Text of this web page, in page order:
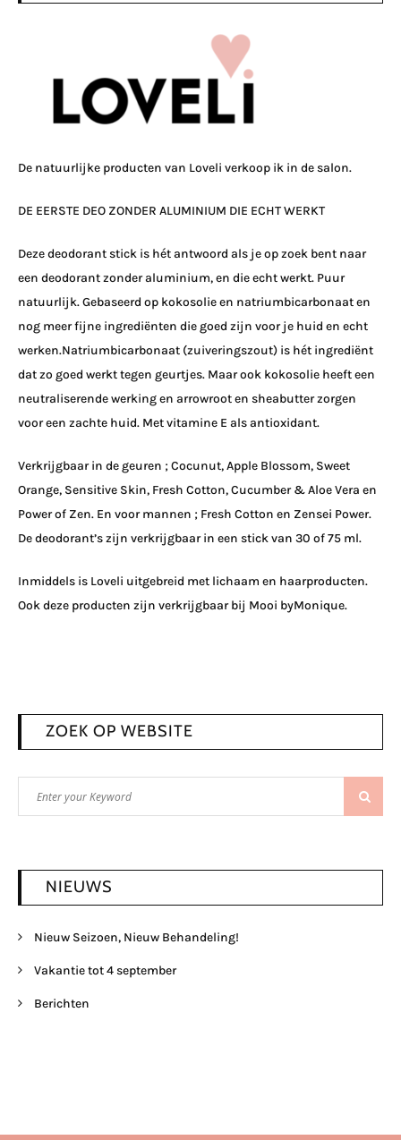
De natuurlijke producten van Loveli verkoop ik in de salon.
DE EERSTE DEO ZONDER ALUMINIUM DIE ECHT WERKT
Deze deodorant stick is hét antwoord als je op zoek bent naar
een deodorant zonder aluminium, en die echt werkt. Puur
natuurlijk. Gebaseerd op kokosolie en natriumbicarbonaat en
nog meer fijne ingrediënten die goed zijn voor je huid en echt
werken.Natriumbicarbonaat (zuiveringszout) is hét ingrediënt
dat zo goed werkt tegen geurtjes. Maar ook kokosolie heeft een
neutraliserende werking en arrowroot en sheabutterzorgen
voor een zachte huid. Met vitamine E als antioxidant.
Verkrijgbaar in de geuren ;Cocunut,Apple Blossom, Sweet
Orange, Sensitive Skin, Fresh Cotton,Cucumber&AloeVera en
Power of Zen. En voor mannen ; Fresh Cotton en Zensei Power.
Dedeodorant’szijn verkrijgbaar in een stick van 30 of 75 ml.
Inmiddels is Loveli uitgebreid met lichaam en haarproducten.
Ook deze producten zijn verkrijgbaar bij Mooi byMonique.
ZOEK OP WEBSITE
for:
Search
NIEUWS
Nieuw Seizoen, Nieuw Behandeling!
Vakantie tot 4 september
Berichten